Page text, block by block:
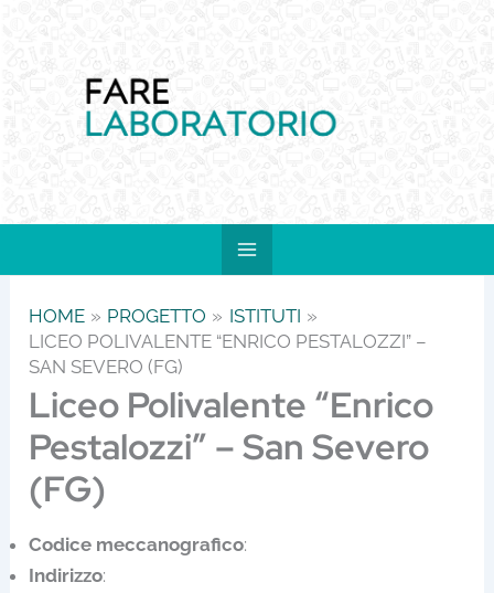
contenuto
HOME PROGETTO
ISTITUTI
LICEO POLIVALENTE “ENRICO PESTALOZZI” –
SAN SEVERO (FG)
Liceo Polivalente “Enrico
Pestalozzi” – San Severo
(FG)
Codice meccanografico:
Indirizzo: